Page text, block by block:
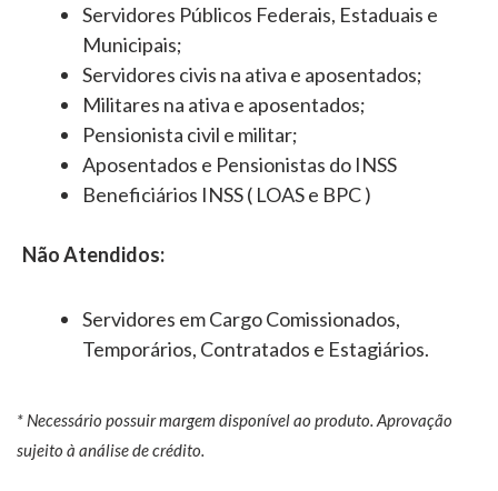
Servidores Públicos Federais, Estaduais e
Municipais;
Servidores civis na ativa e aposentados;
Militares na ativa e aposentados;
Pensionista civil e militar;
Aposentados e Pensionistas do INSS
Beneficiários INSS ( LOAS e BPC )
Não Atendidos:
Servidores em Cargo Comissionados,
Temporários, Contratados e Estagiários.
* Necessário possuir margem disponível ao produto. Aprovação
sujeito à análise de crédito.